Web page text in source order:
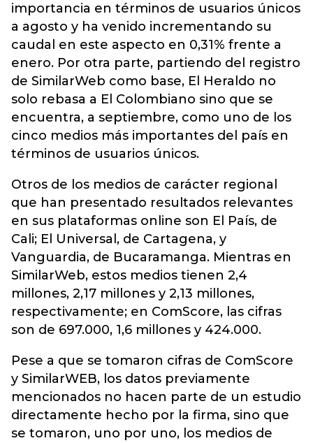
importancia en términos de usuarios únicos
a agosto y ha venido incrementando su
caudal en este aspecto en 0,31% frente a
enero. Por otra parte, partiendo del registro
de SimilarWeb como base, El Heraldo no
solo rebasa a El Colombiano sino que se
encuentra, a septiembre, como uno de los
cinco medios más importantes del país en
términos de usuarios únicos.
Otros de los medios de carácter regional
que han presentado resultados relevantes
en sus plataformas online son El País, de
Cali; El Universal, de Cartagena, y
Vanguardia, de Bucaramanga. Mientras en
SimilarWeb, estos medios tienen 2,4
millones, 2,17 millones y 2,13 millones,
respectivamente; en ComScore, las cifras
son de 697.000, 1,6 millones y 424.000.
Pese a que se tomaron cifras de ComScore
y SimilarWEB, los datos previamente
mencionados no hacen parte de un estudio
directamente hecho por la firma, sino que
se tomaron, uno por uno, los medios de